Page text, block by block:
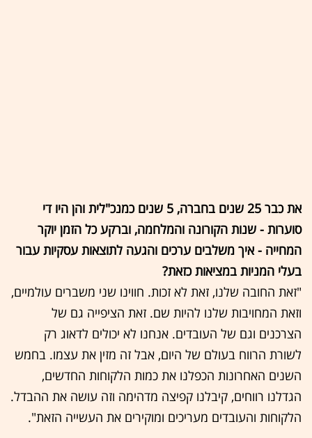
את כבר 25 שנים בחברה, 5 שנים כמנכ"לית והן היו די
סוערות - שנות הקורונה והמלחמה, וברקע כל הזמן יוקר
המחייה - איך משלבים ערכים והגעה לתוצאות עסקיות עבור
בעלי המניות במציאות כזאת?
"זאת החובה שלנו, זאת לא זכות. חווינו שני משברים עולמיים,
וזאת המחויבות שלנו להיות שם. זאת הציפייה גם של
הצרכנים וגם של העובדים. אנחנו לא יכולים לדאוג רק
לשורת הרווח בעולם של היום, אבל זה מזין את עצמו. בחמש
השנים האחרונות הכפלנו את כמות הלקוחות החדשים,
הגדלנו רווחים, קיבלנו קפיצה מדהימה וזה עושה את ההבדל.
הלקוחות והעובדים מעריכים ומוקירים את העשייה הזאת".